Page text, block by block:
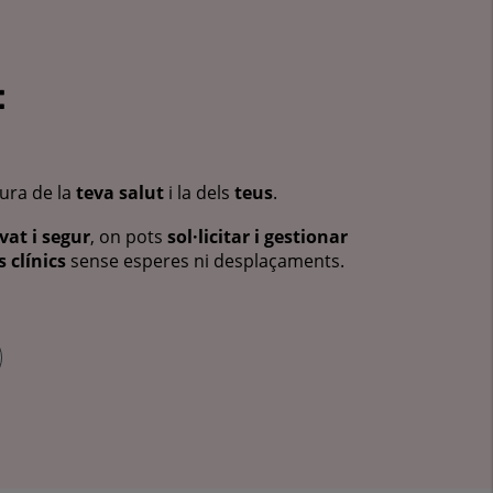
de la teva salut i la dels teus.
i segur, on pots sol·licitar i gestionar
clínics sense esperes ni desplaçaments.